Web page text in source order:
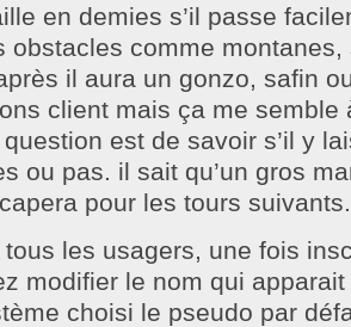
en demies s’il passe
obstacles comme montanes,
il aura un gonzo, safin
client mais ça me
est de savoir s’il y
ou pas. il sait qu’un gros
pour les tours suivants.
tous les usagers, une fois
modifier le nom qui
choisi le pseudo par